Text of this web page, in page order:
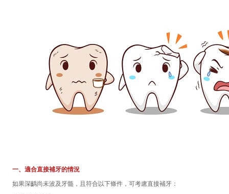
一、適合直接補牙的情況
如果深齲尚未波及牙髓，且符合以下條件，可考慮直接補牙：